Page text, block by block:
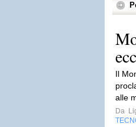
Il
alle
Da